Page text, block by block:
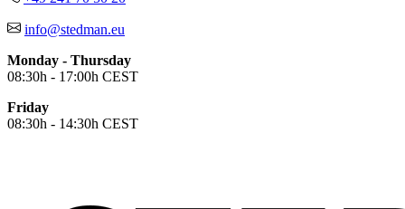
info@stedman.eu
Monday - Thursday
08:30h - 17:00h CEST
Friday
08:30h - 14:30h CEST